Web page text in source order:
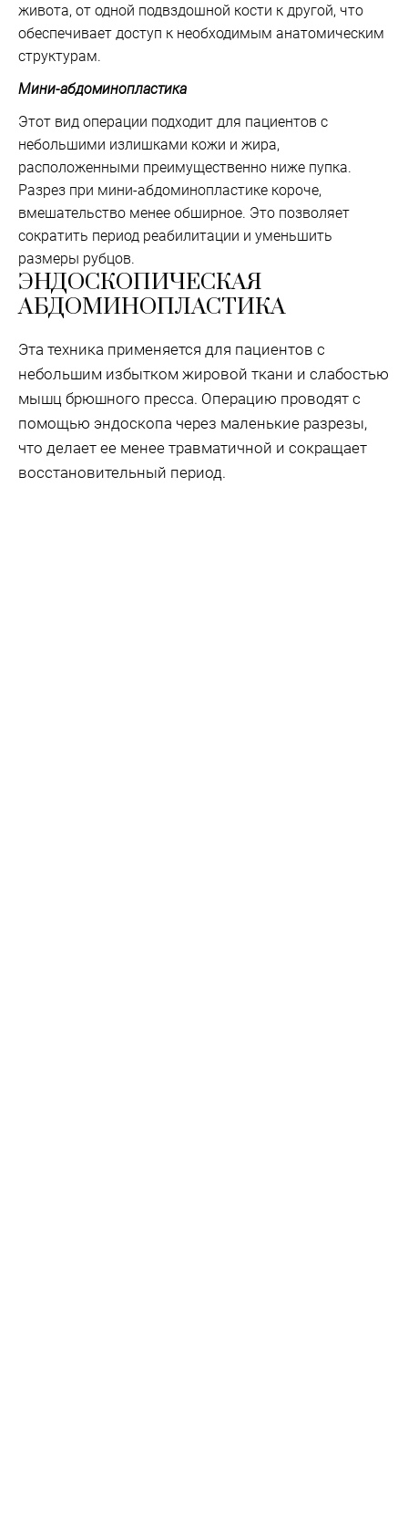
живота, от одной подвздошной кости к другой, что
обеспечивает доступ к необходимым анатомическим
структурам.
Мини-абдоминопластика
Этот вид операции подходит для пациентов с
небольшими излишками кожи и жира,
расположенными преимущественно ниже пупка.
Разрез при мини-абдоминопластике короче,
вмешательство менее обширное. Это позволяет
сократить период реабилитации и уменьшить
размеры рубцов.
ЭНДОСКОПИЧЕСКАЯ
АБДОМИНОПЛАСТИКА
Эта техника применяется для пациентов с
небольшим избытком жировой ткани и слабостью
мышц брюшного пресса. Операцию проводят с
помощью эндоскопа через маленькие разрезы,
что делает ее менее травматичной и сокращает
восстановительный период.